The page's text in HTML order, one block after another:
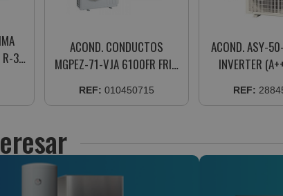
32
ACOND. CONDUCTOS
MGPEZ-71-VJA 6100FR FRIO
PAR 41
REF: 010450715
ACOND. ASY-
INVERTER
REF: